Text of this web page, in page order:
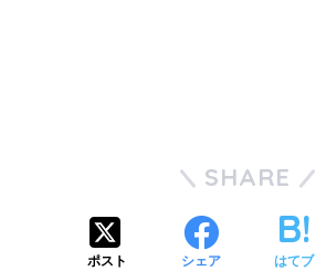
SHARE
ポスト シェア はてブ